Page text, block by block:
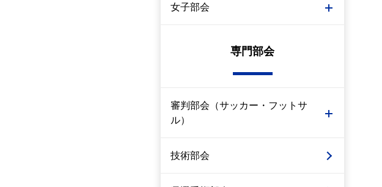
女子部会
専門部会
審判部会（サッカー・フットサ
ル）
技術部会